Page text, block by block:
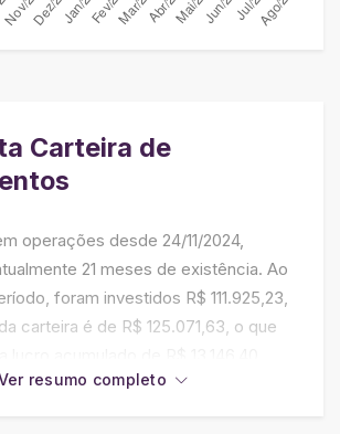
Carteira de
operações desde 24/11/2024,
21 meses de existência. Ao
foram investidos R$ 111.925,23,
carteira é de R$ 125.071,63, o que
positiva de 15.83% até o
resumo completo